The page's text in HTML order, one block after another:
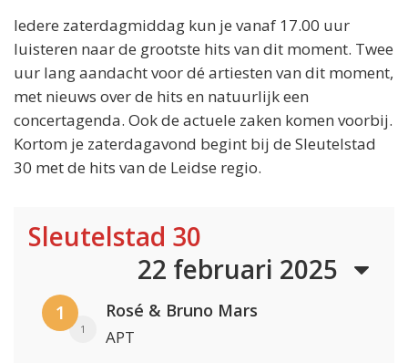
Iedere zaterdagmiddag kun je vanaf 17.00 uur
luisteren naar de grootste hits van dit moment. Twee
uur lang aandacht voor dé artiesten van dit moment,
met nieuws over de hits en natuurlijk een
concertagenda. Ook de actuele zaken komen voorbij.
Kortom je zaterdagavond begint bij de Sleutelstad
30 met de hits van de Leidse regio.
Sleutelstad 30
22 februari 2025
1
1
Rosé & Bruno Mars
APT